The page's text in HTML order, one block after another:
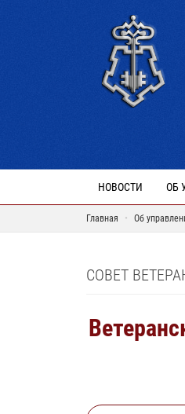
НОВОСТИ ОБ
Главная Об
СОВЕТ